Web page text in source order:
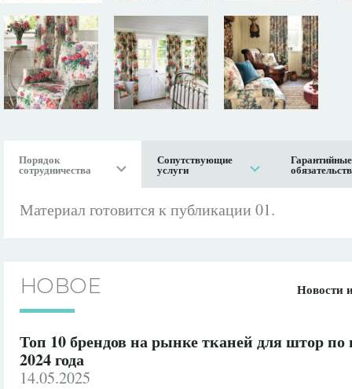
Порядок
сотрудничества
Сопутствующие
услуги
Гарантийные
Материал готовится к публикации 01.
НОВОЕ
Топ 10 брендов на рынке тканей для штор по
2024 года
14.05.2025
Новости